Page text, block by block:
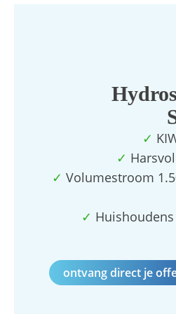
✓
✓
✓ Volumestroom
✓
ontvang direct je